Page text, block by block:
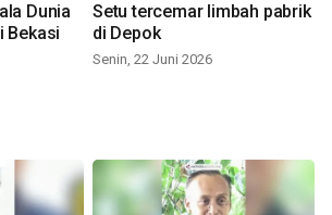
Dunia
Bekasi
Setu tercemar limbah pabrik
di Depok
Senin, 22 Juni 2026